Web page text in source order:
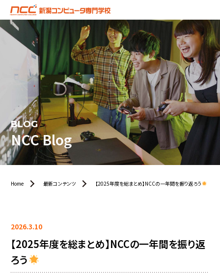
BLOG
NCC Blog
Home 最新コンテンツ 【2025年度を総まとめ】NCCの一年間を振り返ろう
2026.3.10
【2025年度を総まとめ】NCCの一年間を振り返
ろう